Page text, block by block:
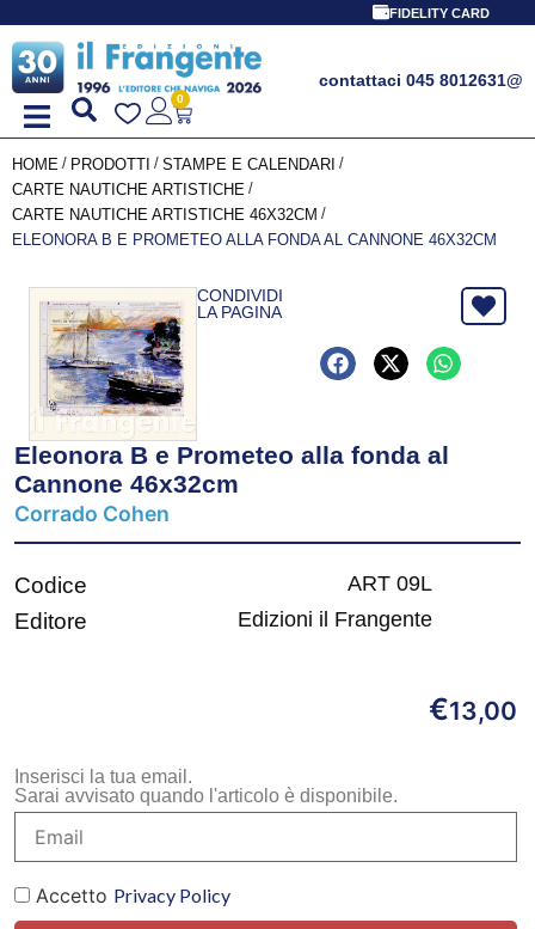
FIDELITY CARD
contattaci 045 8012631@
0
HOME / PRODOTTI / STAMPE E CALENDARI /
CARTE NAUTICHE ARTISTICHE /
CARTE NAUTICHE ARTISTICHE 46X32CM /
ELEONORA B E PROMETEO ALLA FONDA AL CANNONE 46X32CM
CONDIVIDI
LA PAGINA
Eleonora B e Prometeo alla fonda al
Cannone 46x32cm
Corrado Cohen
Codice ART 09L
Editore Edizioni il Frangente
€13,00
Inserisci la tua email.
Sarai avvisato quando l'articolo è disponibile.
Accetto Privacy Policy